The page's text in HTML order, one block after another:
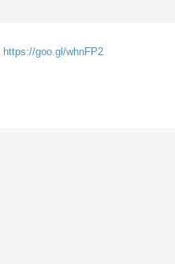
https://goo.gl/whnFP2